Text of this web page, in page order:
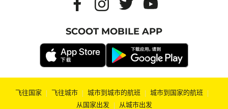
SCOOT MOBILE APP
飞往国家 | 飞往城市 | 城市到城市的航班 | 城市到国家的航班 |
从国家出发 | 从城市出发